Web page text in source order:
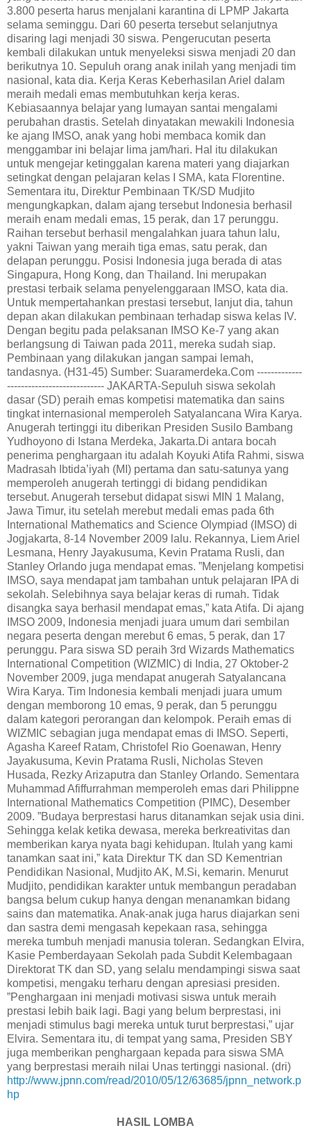
3.800 peserta harus menjalani karantina di LPMP Jakarta
selama seminggu. Dari 60 peserta tersebut selanjutnya
disaring lagi menjadi 30 siswa. Pengerucutan peserta
kembali dilakukan untuk menyeleksi siswa menjadi 20 dan
berikutnya 10. Sepuluh orang anak inilah yang menjadi tim
nasional, kata dia. Kerja Keras Keberhasilan Ariel dalam
meraih medali emas membutuhkan kerja keras.
Kebiasaannya belajar yang lumayan santai mengalami
perubahan drastis. Setelah dinyatakan mewakili Indonesia
ke ajang IMSO, anak yang hobi membaca komik dan
menggambar ini belajar lima jam/hari. Hal itu dilakukan
untuk mengejar ketinggalan karena materi yang diajarkan
setingkat dengan pelajaran kelas I SMA, kata Florentine.
Sementara itu, Direktur Pembinaan TK/SD Mudjito
mengungkapkan, dalam ajang tersebut Indonesia berhasil
meraih enam medali emas, 15 perak, dan 17 perunggu.
Raihan tersebut berhasil mengalahkan juara tahun lalu,
yakni Taiwan yang meraih tiga emas, satu perak, dan
delapan perunggu. Posisi Indonesia juga berada di atas
Singapura, Hong Kong, dan Thailand. Ini merupakan
prestasi terbaik selama penyelenggaraan IMSO, kata dia.
Untuk mempertahankan prestasi tersebut, lanjut dia, tahun
depan akan dilakukan pembinaan terhadap siswa kelas IV.
Dengan begitu pada pelaksanan IMSO Ke-7 yang akan
berlangsung di Taiwan pada 2011, mereka sudah siap.
Pembinaan yang dilakukan jangan sampai lemah,
tandasnya. (H31-45) Sumber: Suaramerdeka.Com -------------
---------------------------- JAKARTA-Sepuluh siswa sekolah
dasar (SD) peraih emas kompetisi matematika dan sains
tingkat internasional memperoleh Satyalancana Wira Karya.
Anugerah tertinggi itu diberikan Presiden Susilo Bambang
Yudhoyono di Istana Merdeka, Jakarta.Di antara bocah
penerima penghargaan itu adalah Koyuki Atifa Rahmi, siswa
Madrasah Ibtida’iyah (MI) pertama dan satu-satunya yang
memperoleh anugerah tertinggi di bidang pendidikan
tersebut. Anugerah tersebut didapat siswi MIN 1 Malang,
Jawa Timur, itu setelah merebut medali emas pada 6th
International Mathematics and Science Olympiad (IMSO) di
Jogjakarta, 8-14 November 2009 lalu. Rekannya, Liem Ariel
Lesmana, Henry Jayakusuma, Kevin Pratama Rusli, dan
Stanley Orlando juga mendapat emas. ”Menjelang kompetisi
IMSO, saya mendapat jam tambahan untuk pelajaran IPA di
sekolah. Selebihnya saya belajar keras di rumah. Tidak
disangka saya berhasil mendapat emas,” kata Atifa. Di ajang
IMSO 2009, Indonesia menjadi juara umum dari sembilan
negara peserta dengan merebut 6 emas, 5 perak, dan 17
perunggu. Para siswa SD peraih 3rd Wizards Mathematics
International Competition (WIZMIC) di India, 27 Oktober-2
November 2009, juga mendapat anugerah Satyalancana
Wira Karya. Tim Indonesia kembali menjadi juara umum
dengan memborong 10 emas, 9 perak, dan 5 perunggu
dalam kategori perorangan dan kelompok. Peraih emas di
WIZMIC sebagian juga mendapat emas di IMSO. Seperti,
Agasha Kareef Ratam, Christofel Rio Goenawan, Henry
Jayakusuma, Kevin Pratama Rusli, Nicholas Steven
Husada, Rezky Arizaputra dan Stanley Orlando. Sementara
Muhammad Afiffurrahman memperoleh emas dari Philippne
International Mathematics Competition (PIMC), Desember
2009. ”Budaya berprestasi harus ditanamkan sejak usia dini.
Sehingga kelak ketika dewasa, mereka berkreativitas dan
memberikan karya nyata bagi kehidupan. Itulah yang kami
tanamkan saat ini,” kata Direktur TK dan SD Kementrian
Pendidikan Nasional, Mudjito AK, M.Si, kemarin. Menurut
Mudjito, pendidikan karakter untuk membangun peradaban
bangsa belum cukup hanya dengan menanamkan bidang
sains dan matematika. Anak-anak juga harus diajarkan seni
dan sastra demi mengasah kepekaan rasa, sehingga
mereka tumbuh menjadi manusia toleran. Sedangkan Elvira,
Kasie Pemberdayaan Sekolah pada Subdit Kelembagaan
Direktorat TK dan SD, yang selalu mendampingi siswa saat
kompetisi, mengaku terharu dengan apresiasi presiden.
”Penghargaan ini menjadi motivasi siswa untuk meraih
prestasi lebih baik lagi. Bagi yang belum berprestasi, ini
menjadi stimulus bagi mereka untuk turut berprestasi,” ujar
Elvira. Sementara itu, di tempat yang sama, Presiden SBY
juga memberikan penghargaan kepada para siswa SMA
yang berprestasi meraih nilai Unas tertinggi nasional. (dri)
http://www.jpnn.com/read/2010/05/12/63685/jpnn_network.p
hp
HASIL LOMBA